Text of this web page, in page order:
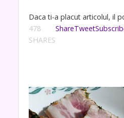
Daca ti-a placut articolul, il
478
SHARES
ShareTweet